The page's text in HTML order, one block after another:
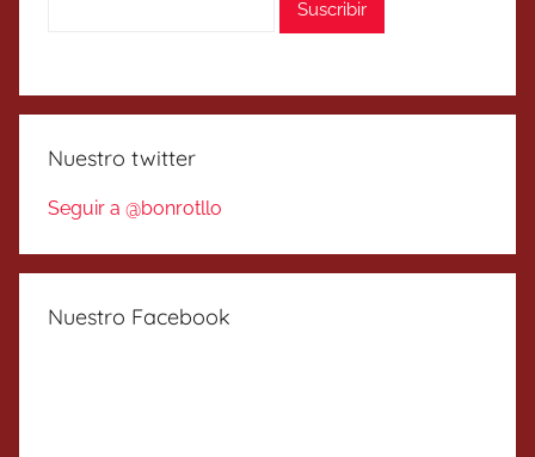
Nuestro twitter
Seguir a @bonrotllo
Nuestro Facebook